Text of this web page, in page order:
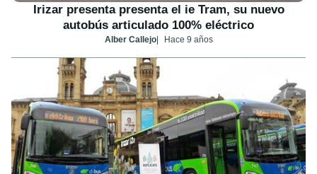
Irizar presenta presenta el ie Tram, su nuevo
autobús articulado 100% eléctrico
Alber Callejo Hace 9 años